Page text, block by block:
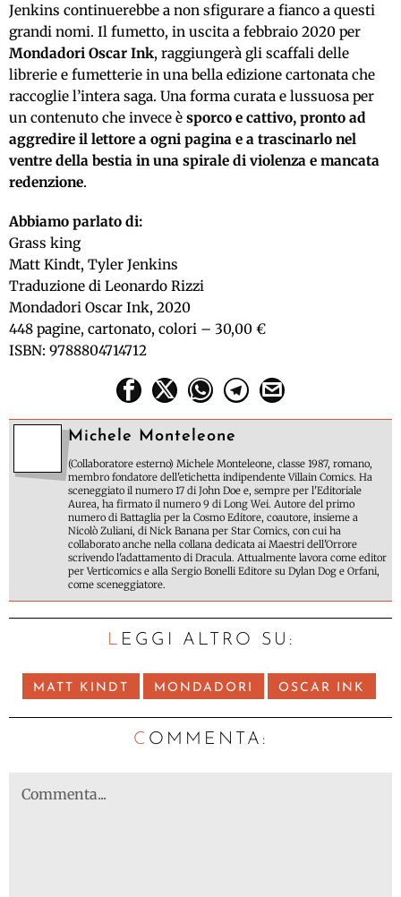
Jenkins continuerebbe a non sfigurare a fianco a questi
grandi nomi. Il fumetto, in uscita a febbraio 2020 per
Mondadori Oscar Ink, raggiungerà gli scaffali delle
librerie e fumetterie in una bella edizione cartonata che
raccoglie l’intera saga. Una forma curata e lussuosa per
un contenuto che invece è sporco e cattivo, pronto ad
aggredire il lettore a ogni pagina e a trascinarlo nel
ventre della bestia in una spirale di violenza e mancata
redenzione.
Abbiamo parlato di:
Grass king
Matt Kindt, Tyler Jenkins
Traduzione di Leonardo Rizzi
Mondadori Oscar Ink, 2020
448 pagine, cartonato, colori – 30,00 €
ISBN: 9788804714712
Michele Monteleone
(Collaboratore esterno) Michele Monteleone, classe 1987, romano,
membro fondatore dell'etichetta indipendente Villain Comics. Ha
sceneggiato il numero 17 di John Doe e, sempre per l'Editoriale
Aurea, ha firmato il numero 9 di Long Wei. Autore del primo
numero di Battaglia per la Cosmo Editore, coautore, insieme a
Nicolò Zuliani, di Nick Banana per Star Comics, con cui ha
collaborato anche nella collana dedicata ai Maestri dell'Orrore
scrivendo l'adattamento di Dracula. Attualmente lavora come editor
per Verticomics e alla Sergio Bonelli Editore su Dylan Dog e Orfani,
come sceneggiatore.
LEGGI ALTRO SU:
MATT KINDT MONDADORI OSCAR INK
C OMMENTA: